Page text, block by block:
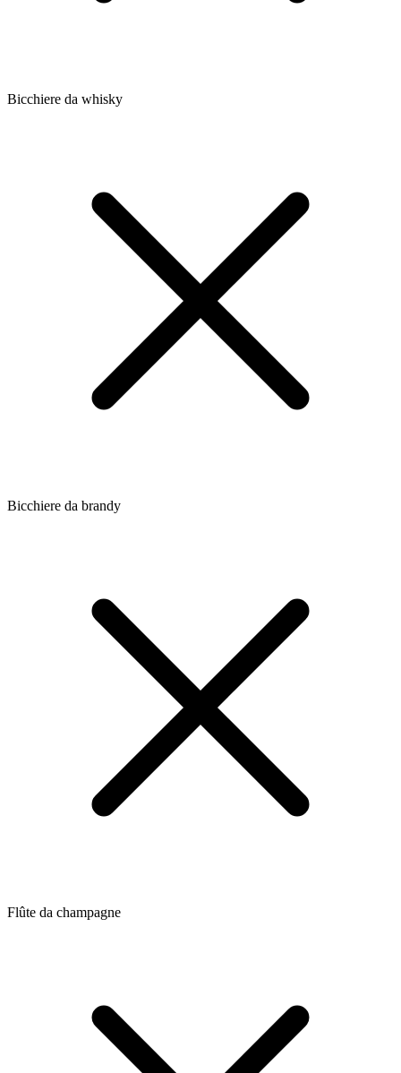
Bicchiere da whisky
Bicchiere da brandy
Flûte da champagne